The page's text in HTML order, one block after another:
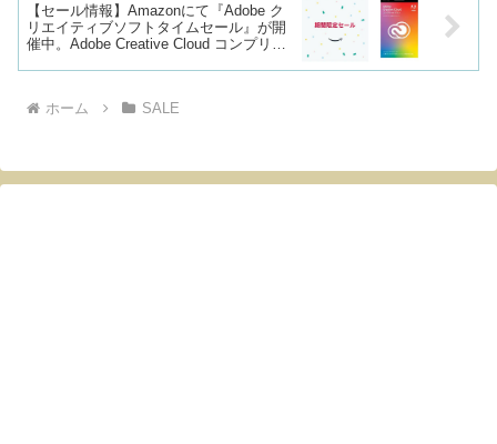
【セール情報】Amazonにて『Adobe ク
リエイティブソフトタイムセール』が開
催中。Adobe Creative Cloud コンプリー
ホーム SALE